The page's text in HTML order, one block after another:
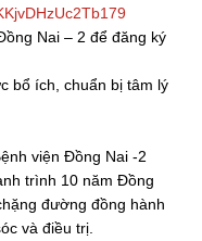
Nai – 2 để đăng ký
bổ ích, chuẩn bị tâm lý
viện Đồng Nai -2
trình 10 năm Đồng
đường đồng hành
và điều trị.